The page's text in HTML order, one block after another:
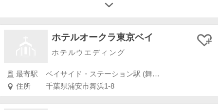
ホテルオークラ東京ベイ
ホテルウエディング
最寄駅
ベイサイド・ステーション駅 (舞浜・浦安・幕張)
住所
千葉県浦安市舞浜1-8